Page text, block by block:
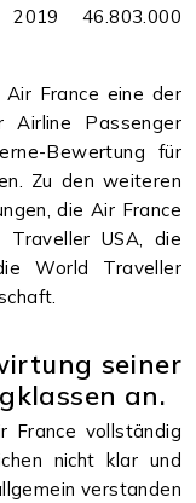
46.803.000
France eine der
Airline Passenger
Bewertung für
Zu den weiteren
die Air France
USA, die
World Traveller
seiner
an.
France vollständig
nicht klar und
verstanden